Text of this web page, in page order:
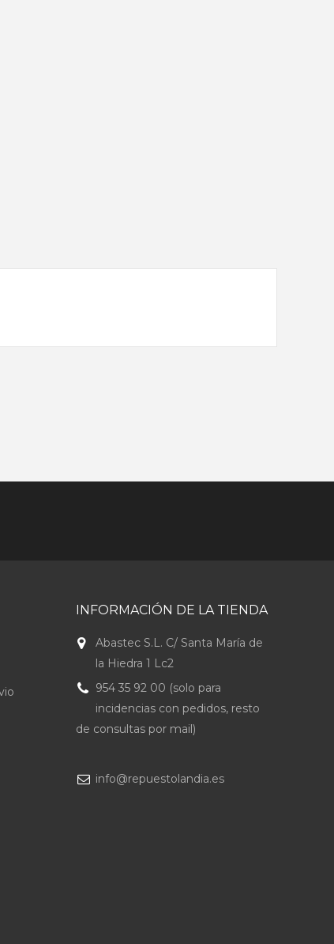
INFORMACIÓN DE LA TIENDA
Abastec S.L. C/ Santa María de
la Hiedra 1 Lc2
954 35 92 00 (solo para
incidencias con pedidos, resto
de consultas por mail)
info@repuestolandia.es